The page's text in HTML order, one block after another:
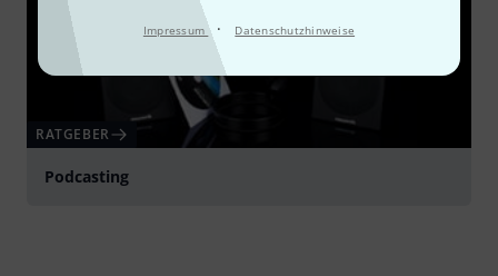
Impressum · Datenschutzhinweise
RATGEBER
Podcasting